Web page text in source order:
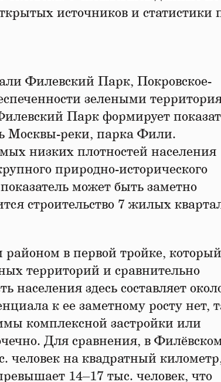
источников и статистики
Филевский Парк, Покровское-
зелеными
Парк формирует
Москвы-реки, парка Фили.
низких плотностей населения
природно-исторического
может быть заметно
строительство 7 жилых
в первой тройке, который
территорий и сравнительно
населения здесь составляет
к ее заметному росту нет,
комплексной застройки или
Для сравнения, в
человек на квадратный
14–17 тыс. человек, что